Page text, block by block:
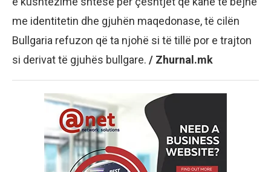
me identitetin dhe gjuhën maqedonase, të cilën
Bullgaria refuzon që ta njohë si të tillë por e trajton
si derivat të gjuhës bullgare. / Zhurnal.mk